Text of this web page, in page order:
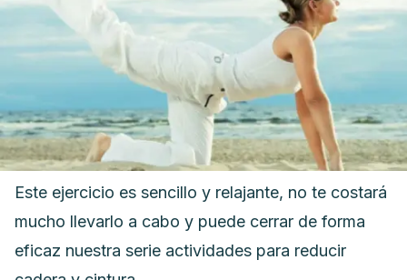
Este ejercicio es sencillo y relajante, no te costará
mucho llevarlo a cabo y puede cerrar de forma
eficaz nuestra serie actividades para reducir